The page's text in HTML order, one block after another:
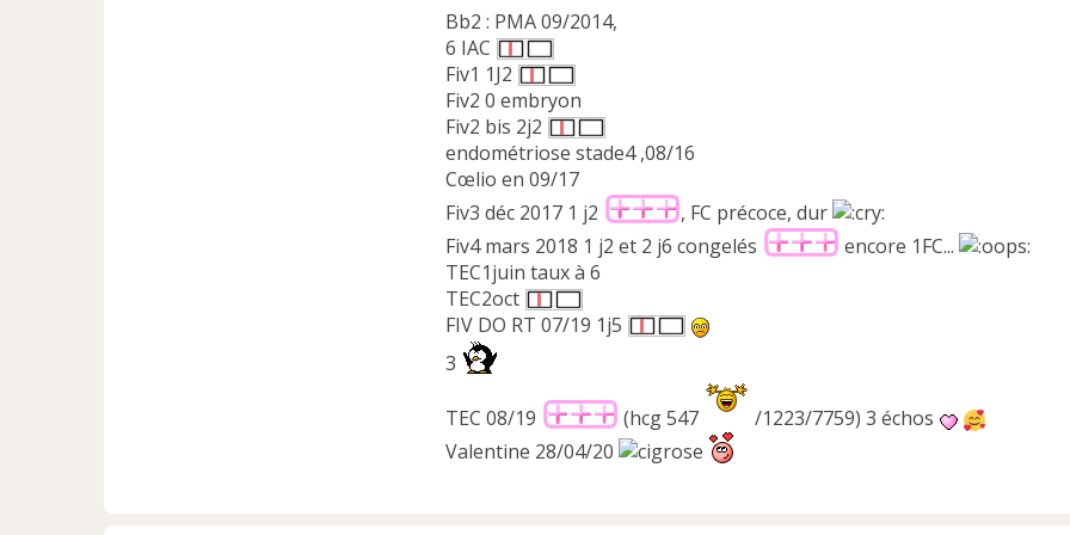
Bb2 : PMA 09/2014,
6 IAC
Fiv1 1J2
Fiv2 0 embryon
Fiv2 bis 2j2
endométriose stade4 ,08/16
Cœlio en 09/17
Fiv3 déc 2017 1 j2
, FC précoce, dur
Fiv4 mars 2018 1 j2 et 2 j6 congelés
encore 1FC...
TEC1juin taux à 6
TEC2oct
FIV DO RT 07/19 1j5
3
TEC 08/19 (hcg 547
/1223/7759) 3 échos
Valentine 28/04/20